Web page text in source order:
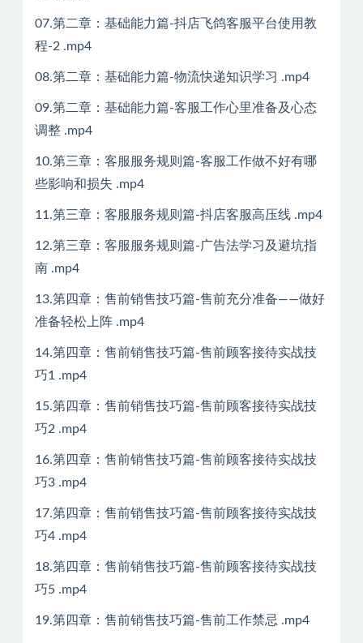
07.第二章：基础能力篇-抖店飞鸽客服平台使用教
程-2 .mp4
08.第二章：基础能力篇-物流快递知识学习 .mp4
09.第二章：基础能力篇-客服工作心里准备及心态
调整 .mp4
10.第三章：客服服务规则篇-客服工作做不好有哪
些影响和损失 .mp4
11.第三章：客服服务规则篇-抖店客服高压线 .mp4
12.第三章：客服服务规则篇-广告法学习及避坑指
南 .mp4
13.第四章：售前销售技巧篇-售前充分准备——做好
准备轻松上阵 .mp4
14.第四章：售前销售技巧篇-售前顾客接待实战技
巧1 .mp4
15.第四章：售前销售技巧篇-售前顾客接待实战技
巧2 .mp4
16.第四章：售前销售技巧篇-售前顾客接待实战技
巧3 .mp4
17.第四章：售前销售技巧篇-售前顾客接待实战技
巧4 .mp4
18.第四章：售前销售技巧篇-售前顾客接待实战技
巧5 .mp4
19.第四章：售前销售技巧篇-售前工作禁忌 .mp4